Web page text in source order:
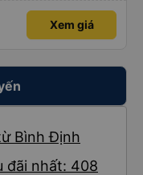
Xem giá
Bình Định
đãi nhất: 408